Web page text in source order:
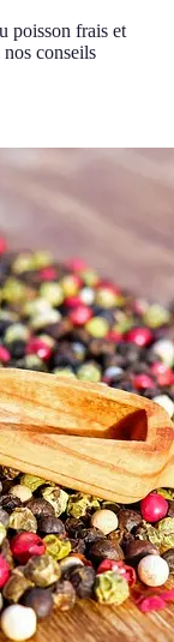
poisson frais et
conseils